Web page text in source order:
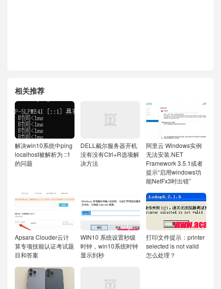
相关推荐
解决win10系统中ping
localhost被解析为 ::1
的问题
DELL戴尔服务器开机
没有没有Ctrl+R选项解
决方法
阿里云 Windows实例
无法安装.NET
Framework 3.5.1或者
提示“启用windows功
能NetFx3时出错”
Apsara Clouder云计
算专项技能认证考试题
目和答案
WIN10 系统设置秒级
时钟，win10系统时钟
显示到秒
打印文件提示：printer
selected is not valid
怎么处理？